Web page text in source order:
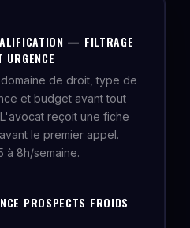
— FILTRAGE
URGENCE
de droit, type de
et budget avant tout
reçoit une fiche
le premier appel.
à 8h/semaine.
PROSPECTS FROIDS